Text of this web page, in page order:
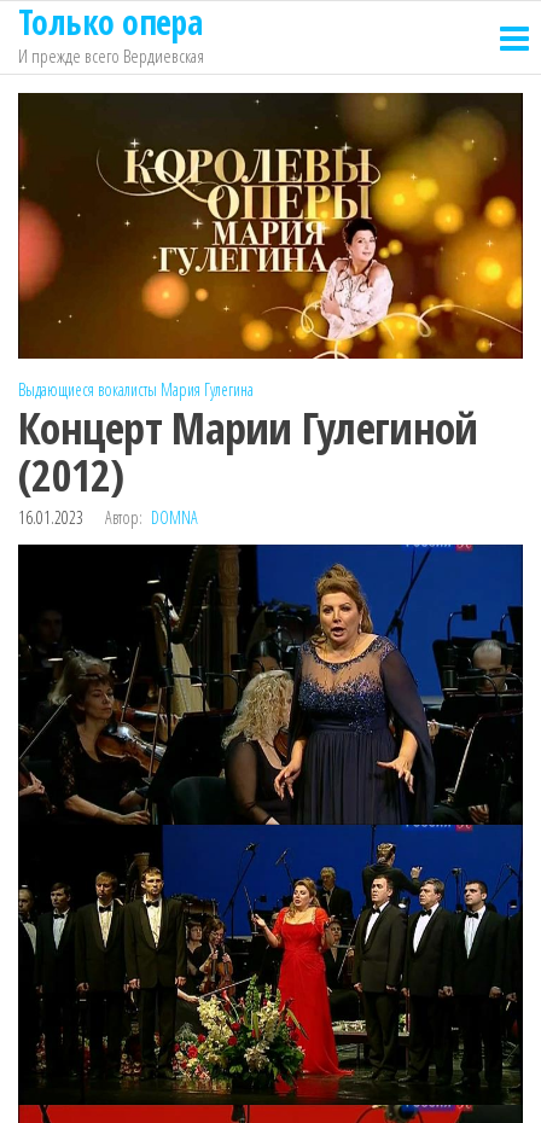
Перейти
содержимому
Только опера
И прежде всего Вердиевская
Выдающиеся вокалисты Мария Гулегина
Концерт Марии Гулегиной
(2012)
16.01.2023 Автор: DOMNA